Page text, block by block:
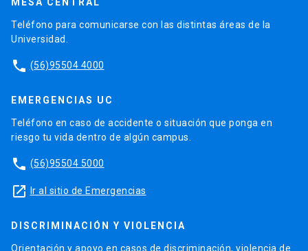
MESA CENTRAL
Teléfono para comunicarse con las distintas áreas de la
Universidad.
phone (56)95504 4000
EMERGENCIAS UC
Teléfono en caso de accidente o situación que ponga en
riesgo tu vida dentro de algún campus.
phone (56)95504 5000
launch Ir al sitio de Emergencias
DISCRIMINACIÓN Y VIOLENCIA
Orientación y apoyo en casos de discriminación, violencia de